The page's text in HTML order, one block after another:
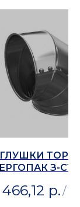
З-СТ
466,12 р./1